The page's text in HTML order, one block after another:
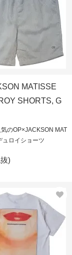
MATISSE
SHORTS, G
のOP×JACKSON MAT
ュロイショーツ
)